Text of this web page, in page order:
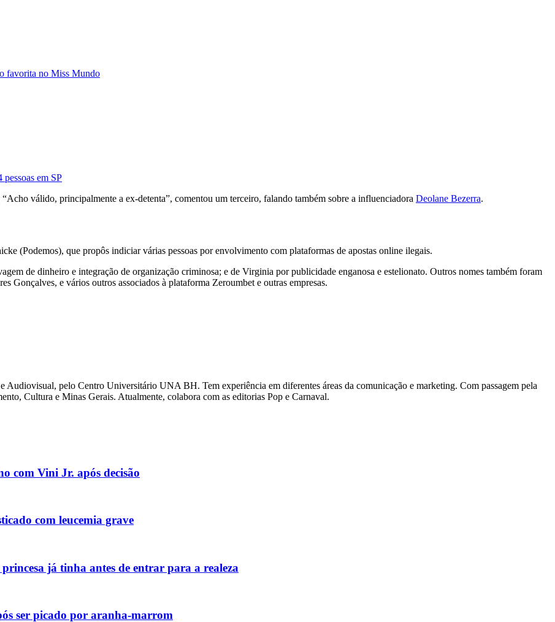
favorita no Miss Mundo
pessoas em SP
válido, principalmente a ex-detenta”, comentou um terceiro, falando também sobre a influenciadora Deolane Bezerra.
(Podemos), que propôs indiciar várias pessoas por envolvimento com plataformas de apostas online ilegais.
de dinheiro e integração de organização criminosa; e de Virginia por publicidade enganosa e estelionato. Outros nomes também foram
Gonçalves, e vários outros associados à plataforma Zeroumbet e outras empresas.
Audiovisual, pelo Centro Universitário UNA BH. Tem experiência em diferentes áreas da comunicação e marketing. Com passagem pela
Cultura e Minas Gerais. Atualmente, colabora com as editorias Pop e Carnaval.
com Vini Jr. após decisão
com leucemia grave
já tinha antes de entrar para a realeza
ser picado por aranha-marrom